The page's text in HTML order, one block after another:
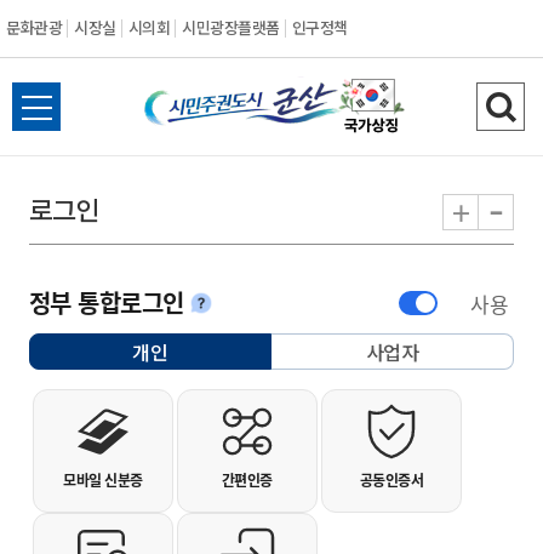
문화관광 시장실 시의회 시민광장플랫폼 인구정책
시민주권도시 군
전체메뉴 열기 검
로그인 + -
정부 통합로그인안내 사용
개인선택됨 사업자
개인사용자 로그인
모바일 신분증 간편인증 공동인증서